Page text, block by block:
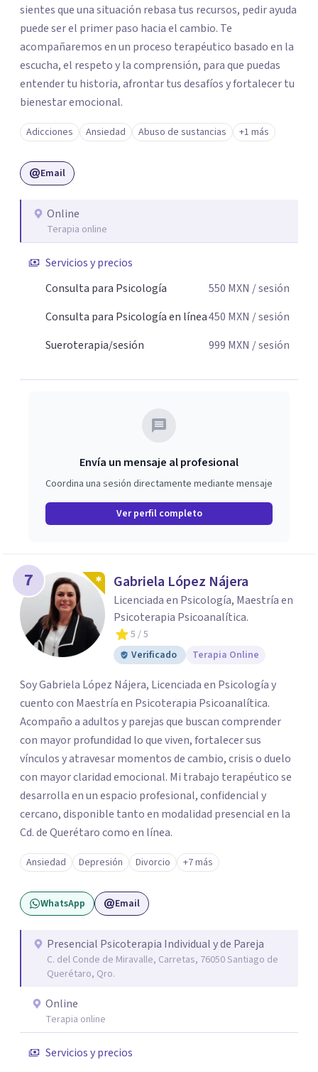
sientes que una situación rebasa tus recursos, pedir ayuda
puede ser el primer paso hacia el cambio. Te
acompañaremos en un proceso terapéutico basado en la
escucha, el respeto y la comprensión, para que puedas
entender tu historia, afrontar tus desafíos y fortalecer tu
bienestar emocional.
Adicciones Ansiedad Abuso de sustancias +1 más
Email
Online
Terapia online
Servicios y precios
Consulta para Psicología
550 MXN / sesión
Consulta para Psicología en línea450 MXN / sesión
Sueroterapia/sesión
999 MXN / sesión
Envía un mensaje al profesional
Coordina una sesión directamente mediante mensaje
Ver perfil completo
7 Gabriela López Nájera
Licenciada en Psicología, Maestría en
Psicoterapia Psicoanalítica.
5 / 5
Verificado
Terapia Online
Soy Gabriela López Nájera, Licenciada en Psicología y
cuento con Maestría en Psicoterapia Psicoanalítica.
Acompaño a adultos y parejas que buscan comprender
con mayor profundidad lo que viven, fortalecer sus
vínculos y atravesar momentos de cambio, crisis o duelo
con mayor claridad emocional. Mi trabajo terapéutico se
desarrolla en un espacio profesional, confidencial y
cercano, disponible tanto en modalidad presencial en la
Cd. de Querétaro como en línea.
Ansiedad Depresión Divorcio +7 más
WhatsApp Email
Presencial Psicoterapia Individual y de Pareja
C. del Conde de Miravalle, Carretas, 76050 Santiago de
Querétaro, Qro.
Online
Terapia online
Servicios y precios